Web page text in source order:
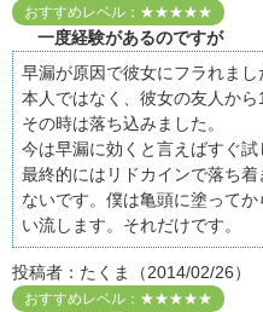
おすすめレベル：★★★★★
一度経験があるのですが
早漏が原因で彼女にフラれまし
本人ではなく、彼女の友人から
その時は落ち込みました。
今は早漏に効くと言えばすぐ試
最終的にはリドカインで落ち
ないです。僕は亀頭に塗って
い流します。それだけです。
投稿者：たくま（2014/02/26）
おすすめレベル：★★★★★